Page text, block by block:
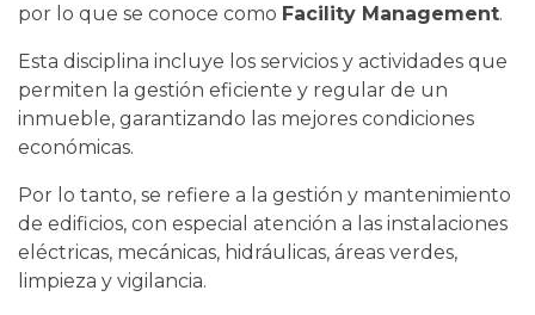
por lo que se conoce como Facility Management.
Esta disciplina incluye los servicios y actividades que
permiten la gestión eficiente y regular de un
inmueble, garantizando las mejores condiciones
económicas.
Por lo tanto, se refiere a la gestión y mantenimiento
de edificios, con especial atención a las instalaciones
eléctricas, mecánicas, hidráulicas, áreas verdes,
limpieza y vigilancia.